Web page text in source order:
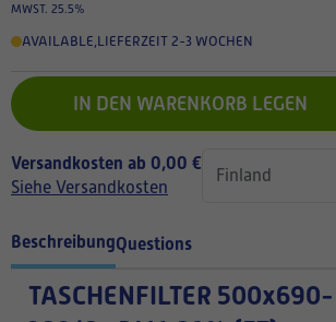
MWST. 25.5%
AVAILABLE,LIEFERZEIT 2-3 WOCHEN
IN DEN WARENKORB LEGEN
Versandkosten ab 0,00 €
Siehe Versandkosten
BeschreibungQuestions
TASCHENFILTER 500x690-